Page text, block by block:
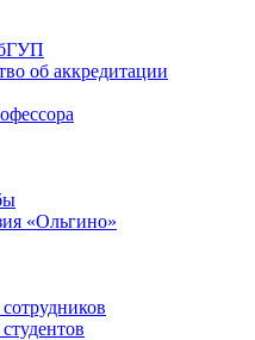
об аккредитации
«Ольгино»